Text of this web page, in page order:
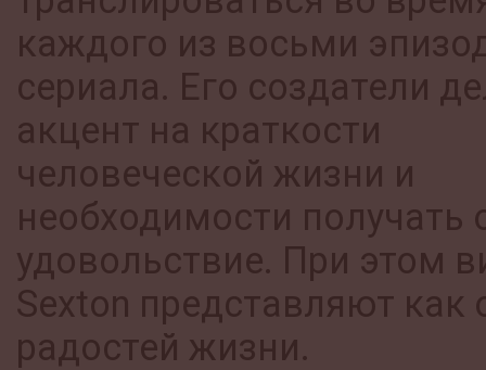
каждого из восьми
сериала. Его создатели
акцент на краткости
человеческой жизни и
необходимости получать
удовольствие. При этом
Sexton представляют как
радостей жизни.